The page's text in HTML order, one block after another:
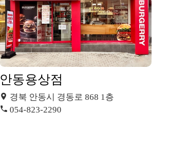
안동용상점
경북 안동시 경동로 868 1층
054-823-2290